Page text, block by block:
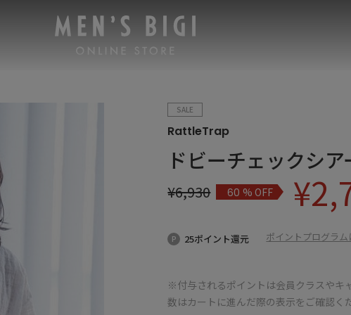
SALE
RattleTrap
ドビーチェックシ
¥6,930 60 % OFF ¥
25ポイント還元 ポイントプログラム
※付与されるポイントは会員クラスやキ
数はカートに進んだ際の表示をご確認く